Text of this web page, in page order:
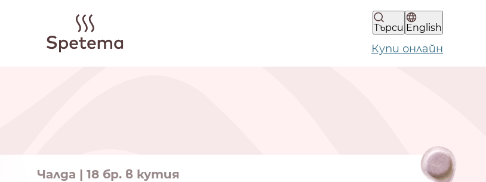
Търси English
Купи онлайн
Чалда | 18 бр. в кутия